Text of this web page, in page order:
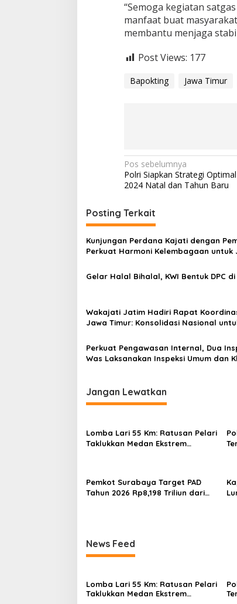
“Semoga kegiatan
manfaat buat
membantu menjaga
Post Views: 177
Bapokting Jawa Timur
N
a
i
g
a
i
o
s
Pos sebelumnya
Polri Siapkan Strategi
2024 Natal dan Tahun Baru
Posting Terkait
Kunjungan Perdana Kajati dengan
Perkuat Harmoni Kelembagaan untuk
Gelar Halal Bihalal, KWI Bentuk DPC
Wakajati Jatim Hadiri Rapat
Jawa Timur: Konsolidasi Nasional
Perkuat Pengawasan Internal, Dua
Was Laksanakan Inspeksi Umum dan
Jangan Lewatkan
Lomba Lari 55 Km: Ratusan Pelari
Taklukkan Medan Ekstrem
Pemkot Surabaya Target PAD
Tahun 2026 Rp8,198 Triliun dari
News Feed
Lomba Lari 55 Km: Ratusan Pelari
Taklukkan Medan Ekstrem